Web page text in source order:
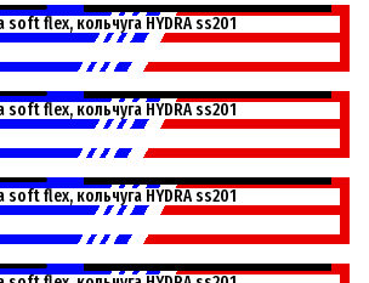
L45180P
soft flex, кольчуга HYDRA ss201
L45200P
soft flex, кольчуга HYDRA ss201
L45230P
soft flex, кольчуга HYDRA ss201
L45260P